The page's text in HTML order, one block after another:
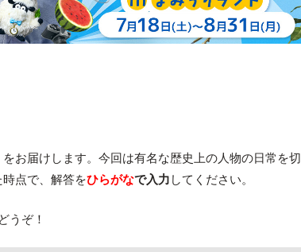
をお届けします。今回は有名な歴史上の人物の日常を切
時点で、解答をひらがなで入力 してください。
うぞ！